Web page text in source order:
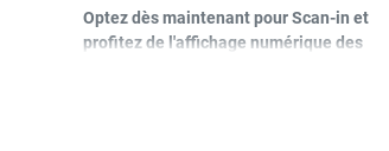
Optez dès maintenant pourScan-in et
profitez de l'affichage numérique des